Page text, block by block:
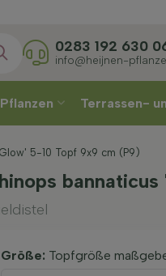
0283 192 630
info@heijnen-
Terrassen-
5-10 Topf 9x9 cm (P9)
Größe: Topfgröße